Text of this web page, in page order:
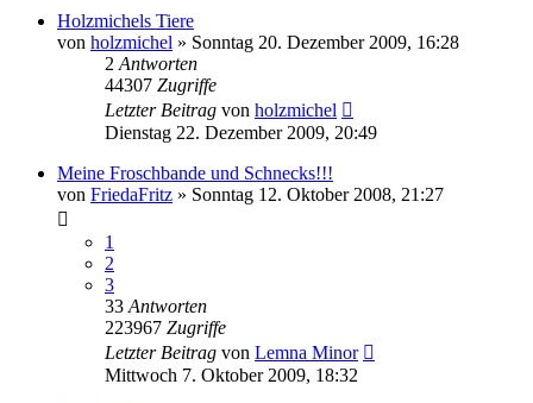
Holzmichels Tiere
von holzmichel » Sonntag 20. Dezember 2009, 16:28
2 Antworten
44307 Zugriffe
Letzter Beitrag von holzmichel
Dienstag 22. Dezember 2009, 20:49
Meine Froschbande und Schnecks!!!
von FriedaFritz » Sonntag 12. Oktober 2008, 21:27
1
2
3
33 Antworten
223967 Zugriffe
Letzter Beitrag von Lemna Minor
Mittwoch 7. Oktober 2009, 18:32